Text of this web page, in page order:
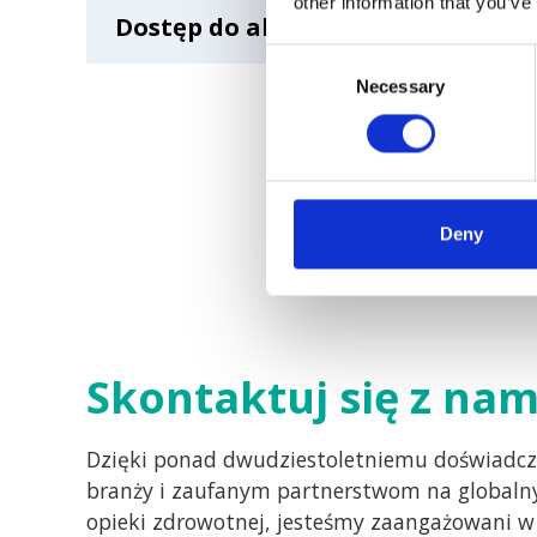
Necessary
Deny
Ustalenia wynajmu rozkładają koszty w
Dostęp do aktualnych technologii
Wypożyczalnia ultradźwięków zapewnia
Obiekty mogą wypróbować nowsze
Skontaktuj się z
Dzięki ponad dwudziestoletniemu
branży i zaufanym partnerstwom na
opieki zdrowotnej, jesteśmy zaangażowani